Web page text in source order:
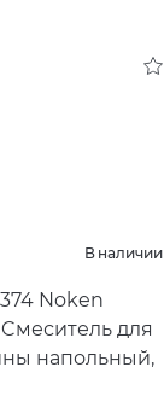
В наличии
Noken
для
напольный,